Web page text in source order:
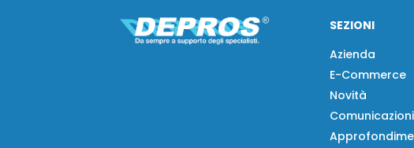
SEZIONI
Azienda
E-Commerce
Novità
Comunicazioni